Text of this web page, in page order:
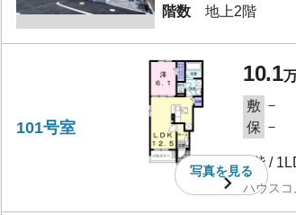
階数
地上2階
101号室
写真を見る
10.1
敷 －
保 －
1階 /
ハウス